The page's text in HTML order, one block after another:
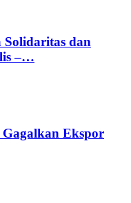
Solidaritas dan
–…
Ekspor